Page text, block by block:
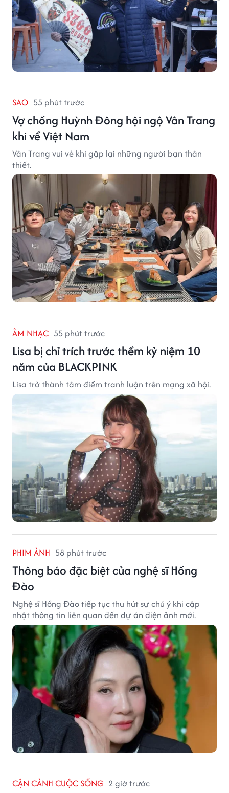
SAO 55 phút trước
Vợ chồng Huỳnh Đông hội ngộ Vân Trang
khi về Việt Nam
Vân Trang vui vẻ khi gặp lại những người bạn thân
thiết.
ÂM NHẠC 55 phút trước
Lisa bị chỉ trích trước thềm kỷ niệm 10
năm của BLACKPINK
Lisa trở thành tâm điểm tranh luận trên mạng xã hội.
PHIM ẢNH 58 phút trước
Thông báo đặc biệt của nghệ sĩ Hồng
Đào
Nghệ sĩ Hồng Đào tiếp tục thu hút sự chú ý khi cập
nhật thông tin liên quan đến dự án điện ảnh mới.
CẬN CẢNH CUỘC SỐNG 2 giờ trước